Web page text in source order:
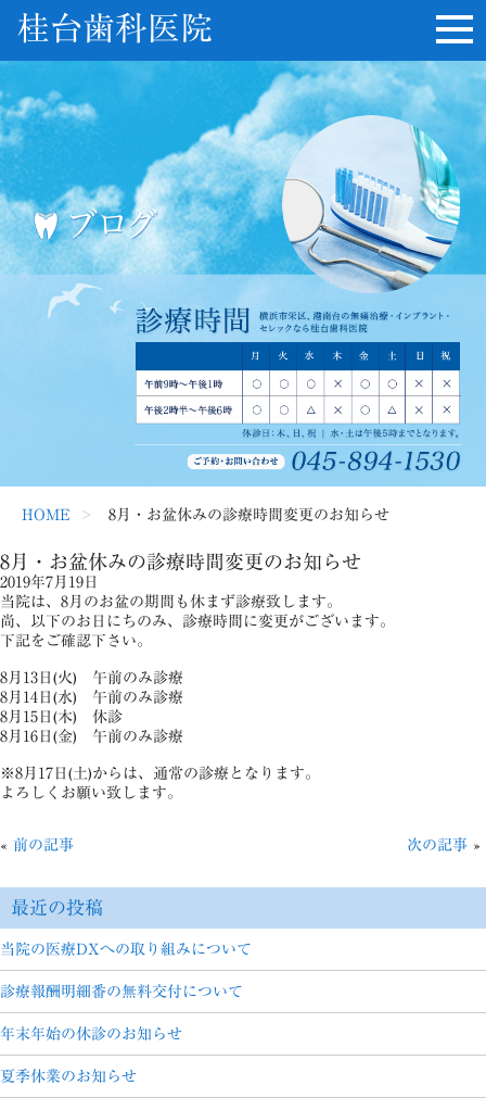
桂台歯科医院
HOME 8月・お盆休みの診療時間変更のお知らせ
8月・お盆休みの診療時間変更のお知らせ
2019年7月19日
当院は、8月のお盆の期間も休まず診療致します。
尚、以下のお日にちのみ、診療時間に変更がございます。
下記をご確認下さい。
8月13日(火) 午前のみ診療
8月14日(水) 午前のみ診療
8月15日(木) 休診
8月16日(金) 午前のみ診療
※8月17日(土)からは、通常の診療となります。
よろしくお願い致します。
« 前の記事 次の記事 »
最近の投稿
当院の医療DXへの取り組みについて
診療報酬明細番の無料交付について
年末年始の休診のお知らせ
夏季休業のお知らせ